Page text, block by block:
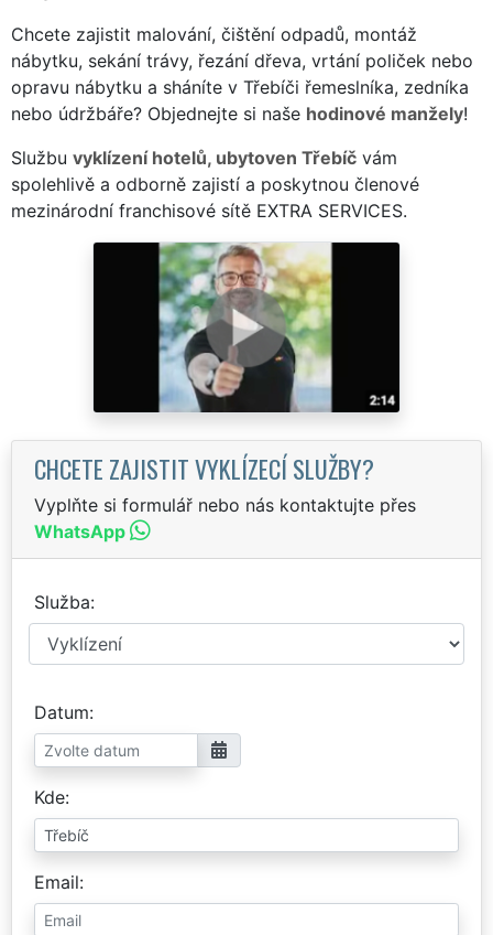
Chcete zajistit malování, čištění odpadů, montáž
nábytku, sekání trávy, řezání dřeva, vrtání poliček nebo
opravu nábytku a sháníte v Třebíči řemeslníka, zedníka
nebo údržbáře? Objednejte si naše hodinové manžely!
Službu vyklízení hotelů, ubytoven Třebíč vám
spolehlivě a odborně zajistí a poskytnou členové
mezinárodní franchisové sítě EXTRA SERVICES.
CHCETE ZAJISTIT VYKLÍZECÍ SLUŽBY?
Vyplňte si formulář nebo nás kontaktujte přes
WhatsApp
Služba
Datum
Kde
Email